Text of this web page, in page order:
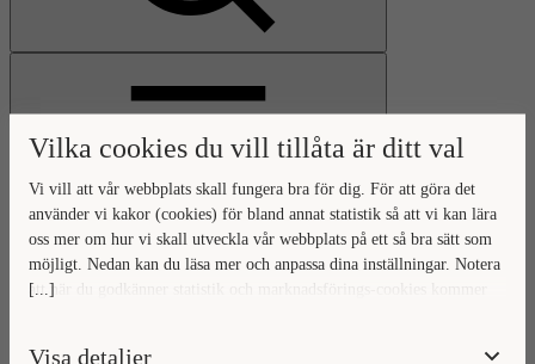
Vilka cookies du vill tillåta är ditt val
[...]
Vi vill att vår webbplats skall fungera bra för dig. För att göra det
använder vi kakor (cookies) för bland annat statistik så att vi kan lära
oss mer om hur vi skall utveckla vår webbplats på ett så bra sätt som
möjligt. Nedan kan du läsa mer och anpassa dina inställningar. Notera
att när du godkänner statistik och marknadsförings-cookies kommer
Visa detaljer
Öppna
huvudmeny
GåStäng
huvudmeny